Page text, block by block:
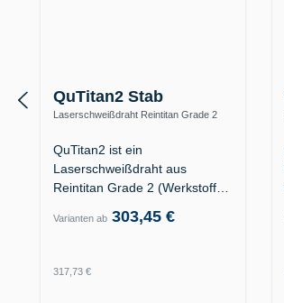
QuTitan2 Stab
Laserschweißdraht Reintitan Grade 2
QuTitan2 ist ein
Laserschweißdraht aus
Reintitan Grade 2 (Werkstoff
Varianten ab 303,45 €
Regulärer Preis:
317,73 €